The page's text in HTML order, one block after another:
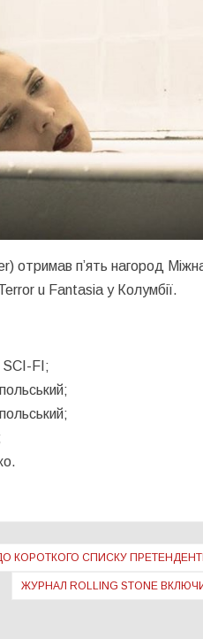
отримав п’ять нагород
u Fantasia у Колумбії.
SCI-FI;
КОРОТКОГО СПИСКУ
ЖУРНАЛ ROLLING STONE